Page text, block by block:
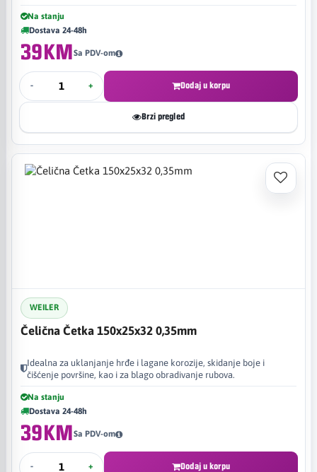
Na stanju
Dostava 24-48h
39KMSa PDV-om
- + Dodaj u korpu
Brzi pregled
WEILER
Čelična Četka 150x25x32 0,35mm
Idealna za uklanjanje hrđe i lagane korozije, skidanje boje i
čišćenje površine, kao i za blago obradivanje rubova.
Na stanju
Dostava 24-48h
39KMSa PDV-om
- + Dodaj u korpu